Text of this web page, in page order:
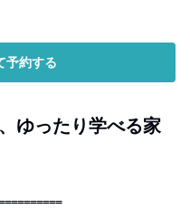
予約する
ゆったり学べる家